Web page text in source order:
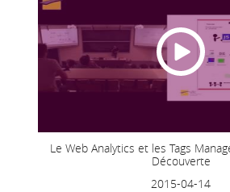
Le Web Analytics et les Tags
Découverte
2015-04-14